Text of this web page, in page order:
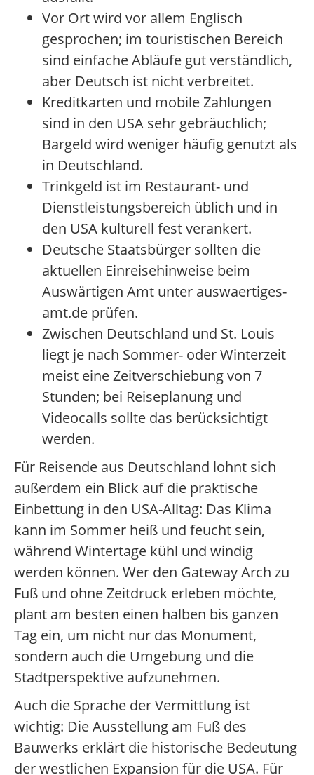
Vor Ort wird vor allem Englisch
gesprochen; im touristischen Bereich
sind einfache Abläufe gut verständlich,
aber Deutsch ist nicht verbreitet.
Kreditkarten und mobile Zahlungen
sind in den USA sehr gebräuchlich;
Bargeld wird weniger häufig genutzt als
in Deutschland.
Trinkgeld ist im Restaurant- und
Dienstleistungsbereich üblich und in
den USA kulturell fest verankert.
Deutsche Staatsbürger sollten die
aktuellen Einreisehinweise beim
Auswärtigen Amt unter auswaertiges-
amt.de prüfen.
Zwischen Deutschland und St. Louis
liegt je nach Sommer- oder Winterzeit
meist eine Zeitverschiebung von 7
Stunden; bei Reiseplanung und
Videocalls sollte das berücksichtigt
werden.
Für Reisende aus Deutschland lohnt sich
außerdem ein Blick auf die praktische
Einbettung in den USA-Alltag: Das Klima
kann im Sommer heiß und feucht sein,
während Wintertage kühl und windig
werden können. Wer den Gateway Arch zu
Fuß und ohne Zeitdruck erleben möchte,
plant am besten einen halben bis ganzen
Tag ein, um nicht nur das Monument,
sondern auch die Umgebung und die
Stadtperspektive aufzunehmen.
Auch die Sprache der Vermittlung ist
wichtig: Die Ausstellung am Fuß des
Bauwerks erklärt die historische Bedeutung
der westlichen Expansion für die USA. Für